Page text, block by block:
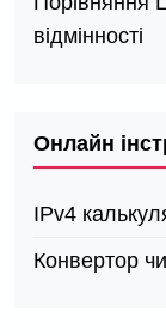
відмінності
Онлайн
IPv4
Конвертор